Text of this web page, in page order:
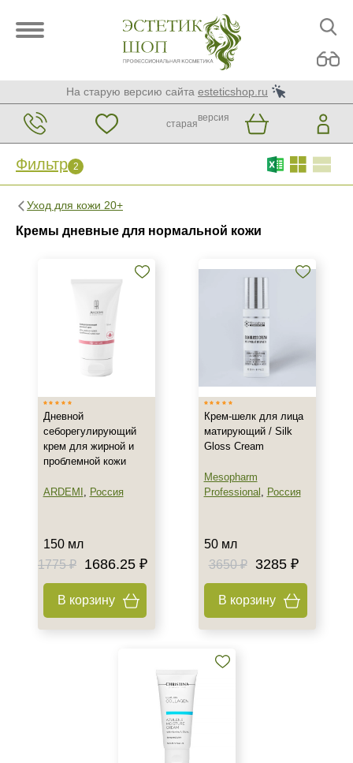
На старую версию сайта esteticshop.ru
старая
версия
Фильтр 2
Уход для кожи 20+
Кремы дневные для нормальной кожи
Фильтр 2 Сброс
Россия
Показать еще
Тип товара
Крем
Показать еще
Домашняя
Профессиональная
Дневной
себорегулирующий
крем для жирной и
проблемной кожи
ARDEMI , Россия
150 мл
1775 ₽
1686.25 ₽
В корзину
Крем-шелк для лица
матирующий / Silk
Gloss Cream
Mesopharm
Professional , Россия
50 мл
3650 ₽
3285 ₽
В корзину